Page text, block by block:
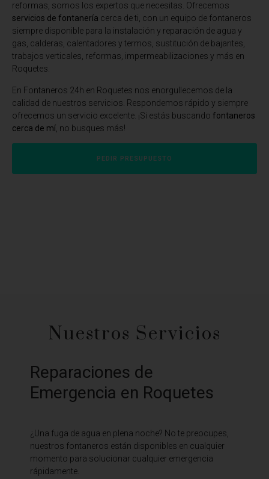
reformas, somos los expertos que necesitas. Ofrecemos
servicios de fontanería cerca de ti, con un equipo de fontaneros
siempre disponible para la instalación y reparación de agua y
gas, calderas, calentadores y termos, sustitución de bajantes,
trabajos verticales, reformas, impermeabilizaciones y más en
Roquetes.
En Fontaneros 24h en Roquetes nos enorgullecemos de la
calidad de nuestros servicios. Respondemos rápido y siempre
ofrecemos un servicio excelente. ¡Si estás buscando fontaneros
cerca de mí , no busques más!
PEDIR PRESUPUESTO
Nuestros Servicios
Reparaciones de
Emergencia en Roquetes
¿Una fuga de agua en plena noche? No te preocupes,
nuestros fontaneros están disponibles en cualquier
momento para solucionar cualquier emergencia
rápidamente.